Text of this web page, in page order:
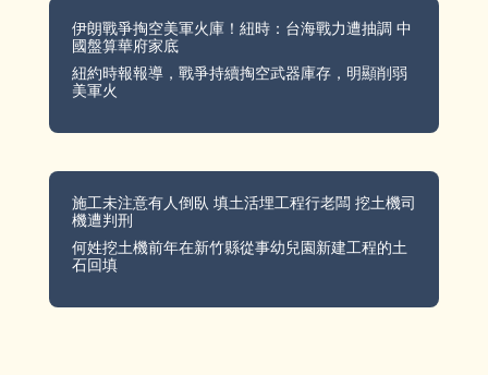
伊朗戰爭掏空美軍火庫！紐時：台海戰力遭抽調 中
國盤算華府家底
紐約時報報導，戰爭持續掏空武器庫存，明顯削弱
美軍火
施工未注意有人倒臥 填土活埋工程行老闆 挖土機司
機遭判刑
何姓挖土機前年在新竹縣從事幼兒園新建工程的土
石回填